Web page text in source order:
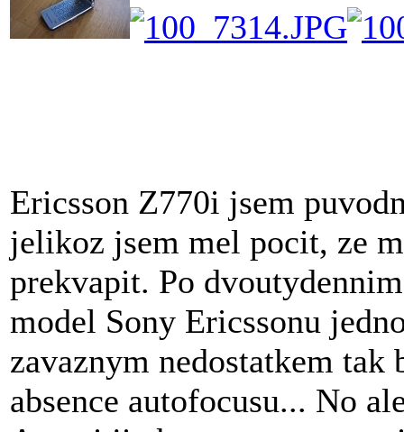
Ericsson Z770i jsem
jelikoz jsem mel pocit, ze
prekvapit. Po
model Sony Ericssonu
zavaznym nedostatkem
absence autofocusu... No